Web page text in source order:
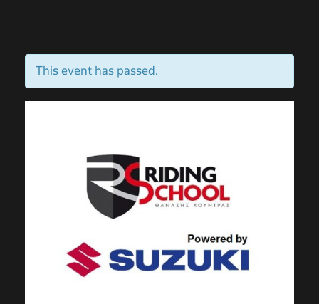
This event has passed.